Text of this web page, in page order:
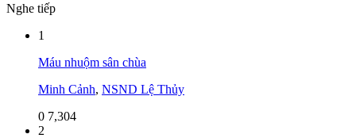
Nghe tiếp
1
Máu nhuộm sân chùa
Minh Cảnh, NSND Lệ Thủy
0 7,304
2